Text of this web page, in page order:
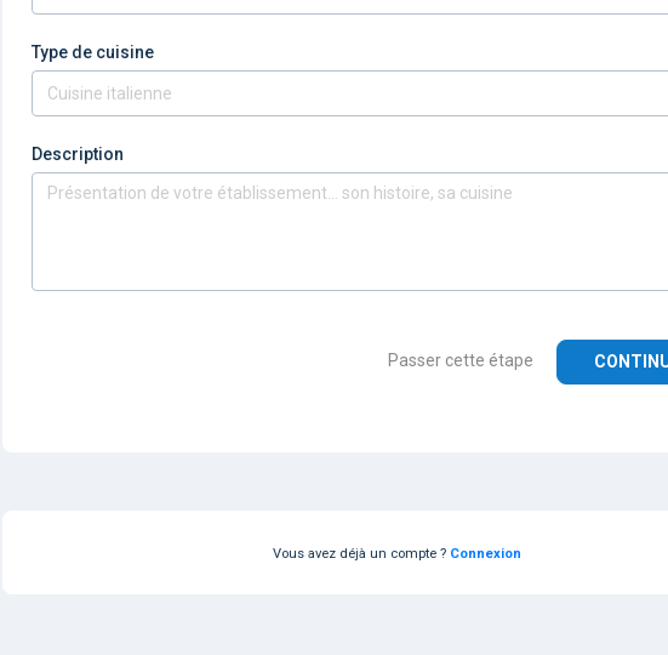
Type de cuisine
Description
Passer cette étape
Vous avez déjà un compte ? Connexion